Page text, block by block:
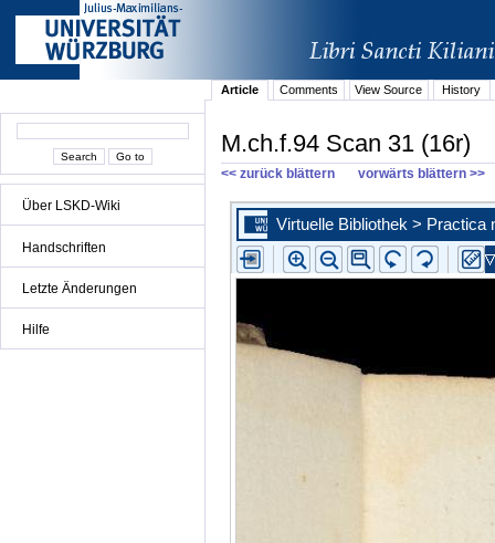
Über LSKD-Wiki
Handschriften
Letzte Änderungen
Hilfe
Article Comments View Source History
M.ch.f.94 Scan 31 (16r)
<< zurück blättern vorwärts blättern >>